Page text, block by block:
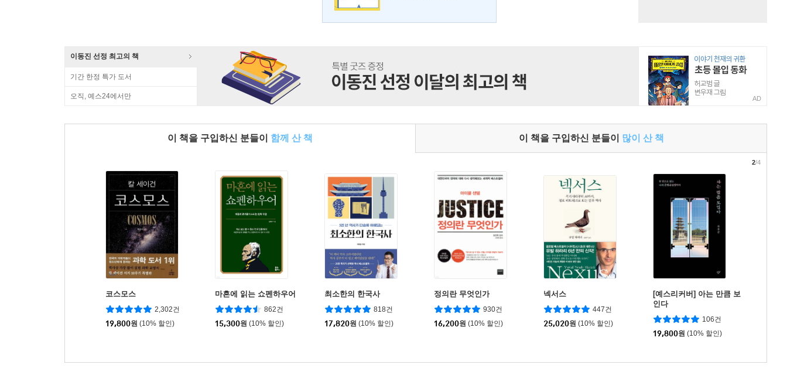
이동진 선정 최고의 책
기간 한정 특가 도서
오직, 예스24에서만 AD
이 책을 구입하신 분들이 함께 산 책 이 책을 구입하신 분들이 많이 산 책
코스모스
2,302건
19,800원 (10% 할인)
마흔에 읽는 쇼펜하우어
862건
15,300원 (10% 할인)
최소한의 한국사
818건
17,820원 (10% 할인)
정의란 무엇인가
930건
16,200원 (10% 할인)
넥서스
447건
25,020원 (10% 할인)
[예스리커버] 아는 만큼 보
인다
106건
19,800원 (10% 할인)
2/4